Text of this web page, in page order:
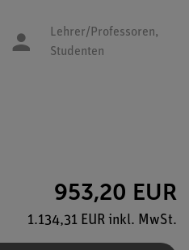
Lehrer/Professoren,
Studenten
953,20 EUR
1.134,31 EUR inkl. MwSt.